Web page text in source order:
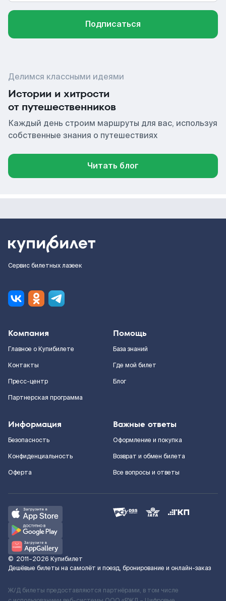
Подписаться
Делимся классными идеями
Истории и хитрости
от путешественников
Каждый день строим маршруты для вас, используя
собственные знания о путешествиях
Читать блог
Сервис билетных лазеек
Компания
Главное о Купибилете
Контакты
Пресс-центр
Партнерская программа
Помощь
База знаний
Где мой билет
Блог
Информация
Безопасность
Конфиденциальность
Оферта
Важные ответы
Оформление и покупка
Возврат и обмен билета
Все вопросы и ответы
© 2011–2026 Купибилет
Дешёвые билеты на самолёт и поезд, бронирование и онлайн-заказ
Ж/Д билеты предоставляются партнёрами, в том числе